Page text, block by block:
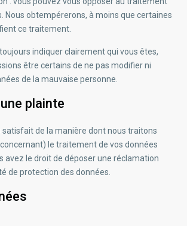
Nous obtempérerons, à moins que certaines
ce traitement.
indiquer clairement qui vous êtes,
être certains de ne pas modifier ni
de la mauvaise personne.
plainte
satisfait de la manière dont nous traitons
le traitement de vos données
avez le droit de déposer une réclamation
de protection des données.